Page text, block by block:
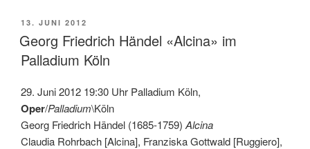
VERÖFFENTLICHT
AM
13. JUNI 2012
Georg Friedrich Händel «Alcina» im
Palladium Köln
29. Juni 2012 19:30 Uhr Palladium Köln,
Oper/Palladium\Köln
Georg Friedrich Händel (1685-1759) Alcina
Claudia Rohrbach [Alcina], Franziska Gottwald [Ruggiero],